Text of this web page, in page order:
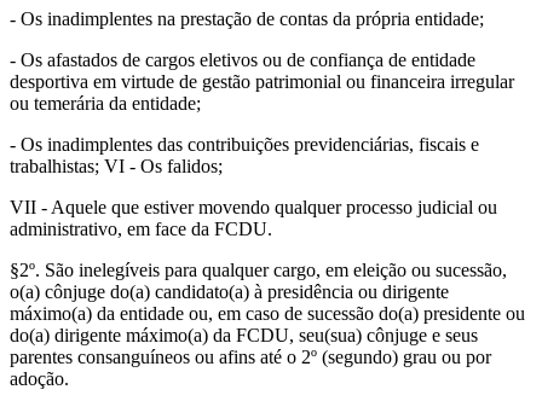
- Os inadimplentes na prestação de contas da própria entidade;
- Os afastados de cargos eletivos ou de confiança de entidade
desportiva em virtude de gestão patrimonial ou financeira irregular
ou temerária da entidade;
- Os inadimplentes das contribuições previdenciárias, fiscais e
trabalhistas; VI - Os falidos;
VII - Aquele que estiver movendo qualquer processo judicial ou
administrativo, em face da FCDU.
§2º. São inelegíveis para qualquer cargo, em eleição ou sucessão,
o(a) cônjuge do(a) candidato(a) à presidência ou dirigente
máximo(a) da entidade ou, em caso de sucessão do(a) presidente ou
do(a) dirigente máximo(a) da FCDU, seu(sua) cônjuge e seus
parentes consanguíneos ou afins até o 2º (segundo) grau ou por
adoção.